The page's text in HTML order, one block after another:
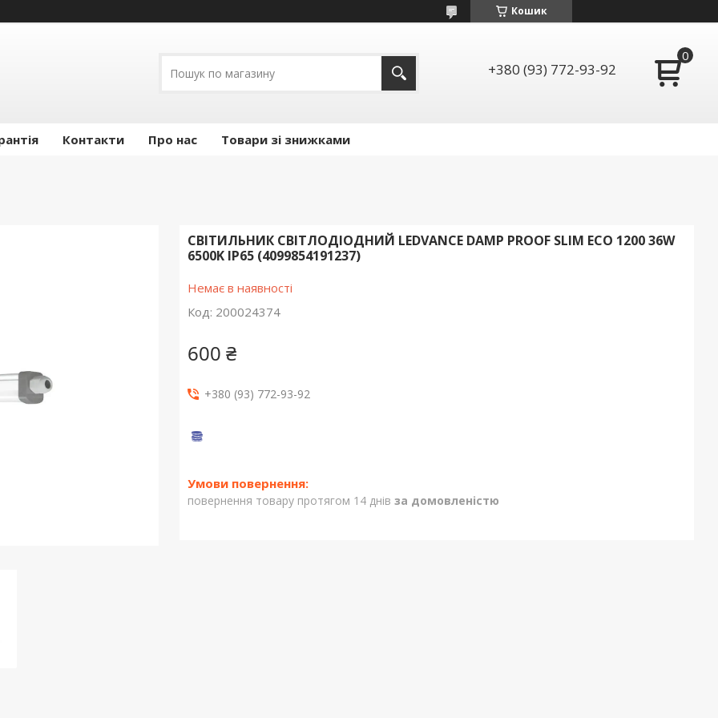
Кошик
+380 (93) 772-93-92
Контакти Про нас Товари зі знижками
СВІТИЛЬНИК СВІТЛОДІОДНИЙ LEDVANCE DAMP PROOF SLIM ECO 1200 36W
6500K IP65 (4099854191237)
Немає в наявності
Код: 200024374
600 ₴
+380 (93) 772-93-92
повернення товару протягом 14 днів за домовленістю